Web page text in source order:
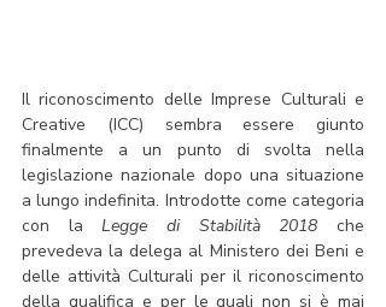
Il riconoscimento delle Imprese Culturali e
Creative (ICC) sembra essere giunto
finalmente a un punto di svolta nella
legislazione nazionale dopo una situazione
a lungo indefinita. Introdotte come categoria
con la Legge di Stabilità 2018 che
prevedeva la delega al Ministero dei Beni e
delle attività Culturali per il riconoscimento
della qualifica e per le quali non si è mai